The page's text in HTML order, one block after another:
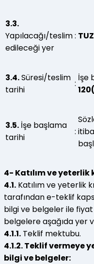
3.3.
Yapılacağı/teslim
edileceği yer
:
3.4.Süresi/teslim
tarihi
:
İşe
3.5. İşe başlama
tarihi
:
4- Katılım ve
4.1. Katılım ve yeterlik
tarafından e-teklif
bilgi ve belgeler ile fiyat
belgelere aşağıda yer
4.1.1. Teklif mektubu.
4.1.2. Teklif vermeye
bilgi ve belgeler: